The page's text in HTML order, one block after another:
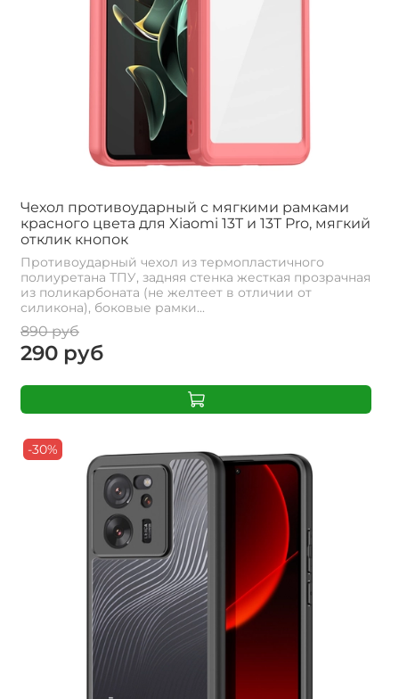
Чехол противоударный с мягкими рамками
красного цвета для Xiaomi 13T и 13T Pro, мягкий
отклик кнопок
Противоударный чехол из термопластичного
полиуретана ТПУ, задняя стенка жесткая прозрачная
из поликарбоната (не желтеет в отличии от
силикона), боковые рамки...
890 руб
290 руб
-30%